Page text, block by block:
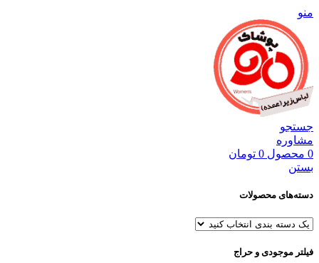
منو
جستجو
مشاوره
0 محصول 0 تومان
بستن
دسته‌های محصولات
فیلتر موجودی و حراج